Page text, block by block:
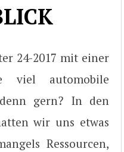
24-2017 mit einer
viel automobile
gern? In den
wir uns etwas
Ressourcen,